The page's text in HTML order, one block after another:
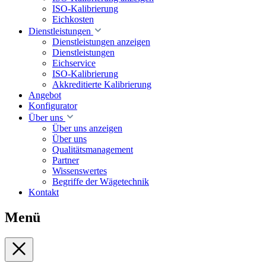
ISO-Kalibrierung
Eichkosten
Dienstleistungen
Dienstleistungen anzeigen
Dienstleistungen
Eichservice
ISO-Kalibrierung
Akkreditierte Kalibrierung
Angebot
Konfigurator
Über uns
Über uns anzeigen
Über uns
Qualitätsmanagement
Partner
Wissenswertes
Begriffe der Wägetechnik
Kontakt
Menü